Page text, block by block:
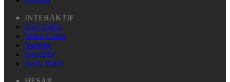
İNTERAKTİF
Foto Galeri
Video Galeri
Yazarlar
Gazeteler
Sıcak Haber